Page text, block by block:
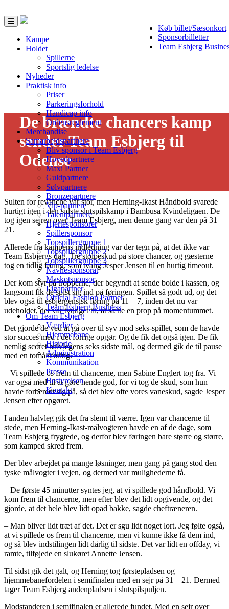
Køb billet/Sæsonkort
Sponsorbilletter
Team Esbjerg
Toggle
navigation
Kampe
Holdet
Spillerne
Sportslig ledelse
Nyheder
Praktisk info
Priser
Parkeringsforhold
Handicap info
Ordensreglement
Merchandise
Samarbejdspartnere
Bliv sponsor i Team Esbjerg
Hovedpartnere
Maxi Partner
Guldpartnere
Sølvpartnere
Bronzepartnere
Vip-partnere
Talentpartnere
Hjertesponsorer
Spillersponsor
Topspillergruppe 1
Topspillergruppe 2
Topspillergruppe 3
Navnesponsorat
Maskotsponsor
Ligapartner
Official Fashion Partner
Team Esbjerg Business
Om Team Esbjerg
Værdier
Hjemmebane
Historie
Administration
Kommunikation
Presse
Bestyrelsen
Kontakt
De brændte chancers kamp
sender Team Esbjerg til
Odense
01/05 - 2021
Sulten for revanche var stor, men Herning-Ikast Håndbold svarede
hurtigt igen i den sidste slutspilskamp i Bambusa Kvindeligaen. De
tog igen sejren over Team Esbjerg, men denne gang var den på 31 –
21.
Allerede fra kampens indledning var der tegn på, at det ikke var
Team Esbjergs dag. Tre stolpeskud på store chancer, og gæsterne
tog en tidlig føring, som tvang Jesper Jensen til en hurtig timeout.
Der kom styr på tropperne, der begyndt at sende bolde i kassen, og
langsomt fik de spist sig ind på føringen. Spillet så godt ud, og det
blev også til esbjergensisk føring på 11 – 7, inden det nu var
udeholdet, der var tvunget til, at sætte en prop på momentummet.
Det gjorde de ved at gå over til syv mod seks-spillet, som de havde
stor succes med i det forrige opgør. Og de fik det også igen. De fik
nemlig scoret halvlegens seks sidste mål, og dermed gik de til pause
med en tomålsføring.
– Vi spillede os frem til chancerne, men Sabine Englert tog fra. Vi
var også med til at gøre hende god, for vi tog de skud, som hun
havde forberedt sig på, så det blev ofte vores vaneskud, sagde Jesper
Jensen efter opgøret.
I anden halvleg gik det fra slemt til værre. Igen var chancerne til
stede, men Herning-Ikast-målvogteren havde en af de dage, som
Team Esbjerg frygtede, og derfor blev føringen bare større og større,
som kamped skred frem.
Der blev arbejdet på mange løsninger, men gang på gang stod den
tyske målvogter i vejen, og dermed var mulighederne få.
– De første 45 minutter syntes jeg, at vi spillede god håndbold. Vi
kom frem til chancerne, men efter blev det lidt opgivende, og det
gjorde, at det hele blev lidt opad bakke, sagde cheftræneren.
– Man bliver lidt træt af det. Det er sgu lidt noget lort. Jeg følte også,
at vi spillede os frem til chancerne, men vi kunne ikke få dem ind,
og så blev indstilingen lidt dårlig til sidste. Det var lidt en offday, vi
ramte, tilføjede en slukøret Annette Jensen.
Til sidst gik det galt, og Herning tog førstepladsen og
hjemmebanefordelen i semifinalen med en sejr på 31 – 21. Dermed
tager Team Esbjerg andenpladsen i slutspilspuljen.
Modstanderen i semifinalen er allerede fundet. Med en sejr over